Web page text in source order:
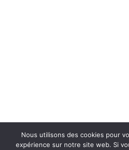
Nous utilisons des cookies pour
expérience sur notre site web. Si